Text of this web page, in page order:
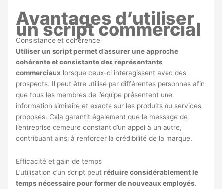
Avantages d’utiliser
un script commercial
Consistance et cohérence
Utiliser un script permet d’assurer une approche
cohérente et consistante des représentants
commerciaux lorsque ceux-ci interagissent avec des
prospects. Il peut être utilisé par différentes personnes afin
que tous les membres de l’équipe présentent une
information similaire et exacte sur les produits ou services
proposés. Cela garantit également que le message de
l’entreprise demeure constant d’un appel à un autre,
contribuant ainsi à renforcer la crédibilité de la marque.
Efficacité et gain de temps
L’utilisation d’un script peut réduire considérablement le
temps nécessaire pour former de nouveaux employés.